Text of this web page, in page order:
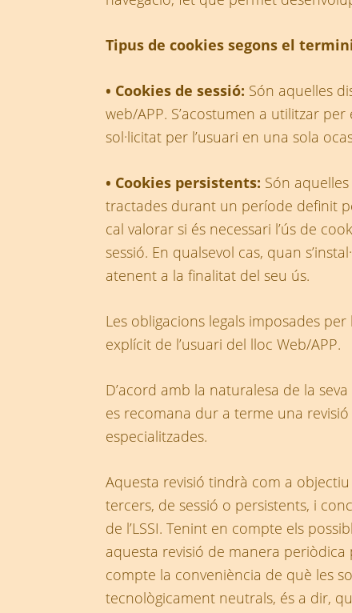
Tipus de cookies segons el
• Cookies de sessió: Són aquelles
web/APP. S’acostumen a utilitzar
sol·licitat per l’usuari en una sola
• Cookies persistents: Són
tractades durant un període definit
cal valorar si és necessari l’ús de
sessió. En qualsevol cas, quan
atenent a la finalitat del seu ús.
Les obligacions legals imposades
explícit de l’usuari del lloc Web/APP.
D’acord amb la naturalesa de la
es recomana dur a terme una
especialitzades.
Aquesta revisió tindrà com a
tercers, de sessió o persistents, i
de l’LSSI. Tenint en compte els
aquesta revisió de manera
compte la conveniència de què les
tecnològicament neutrals, és a dir,